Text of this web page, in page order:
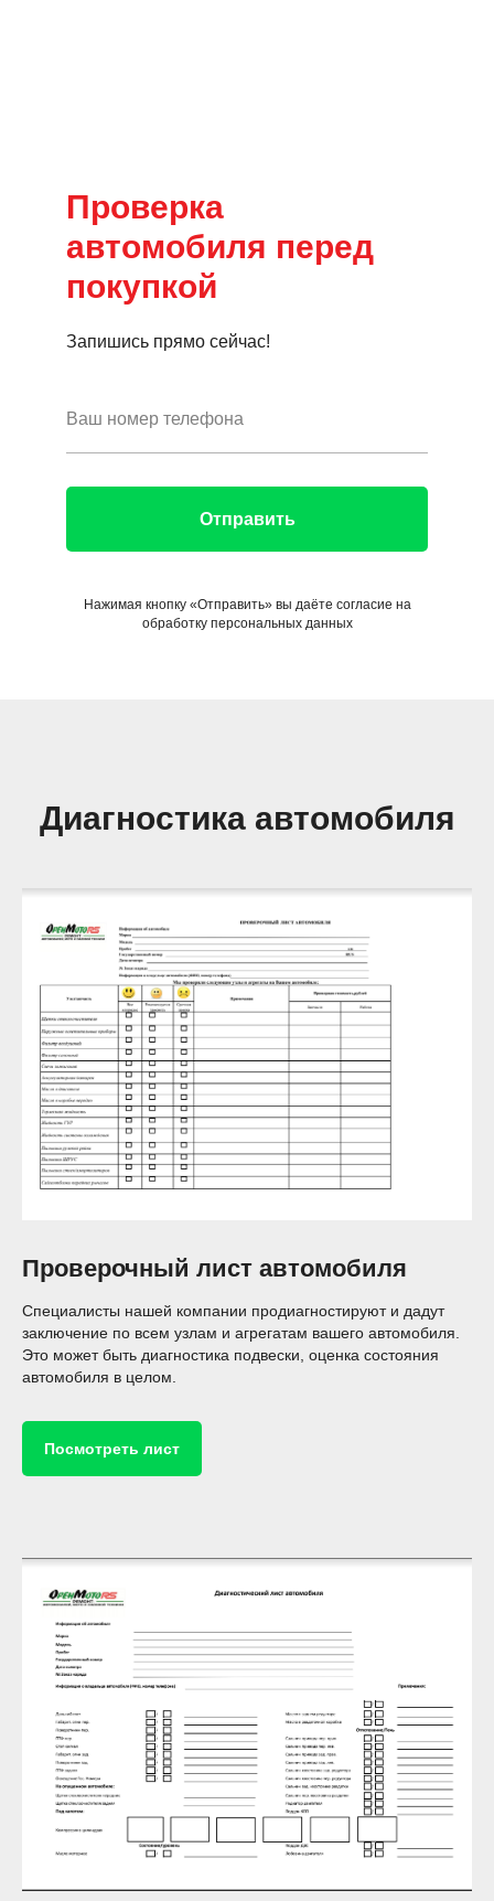
Проверка
автомобиля перед
покупкой
Запишись прямо сейчас!
Отправить
Нажимая кнопку «Отправить» вы даёте согласие на
обработку персональных данных
Диагностика автомобиля
Проверочный лист автомобиля
Специалисты нашей компании продиагностируют и дадут
заключение по всем узлам и агрегатам вашего автомобиля.
Это может быть диагностика подвески, оценка состояния
автомобиля в целом.
Посмотреть лист